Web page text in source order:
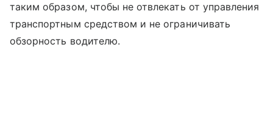
таким образом, чтобы не отвлекать от управления
транспортным средством и не ограничивать
обзорность водителю.